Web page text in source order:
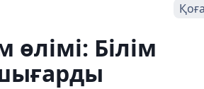
Білім